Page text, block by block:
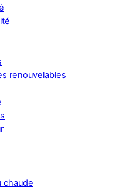
renouvelables
chaude